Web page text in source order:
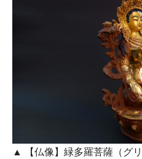
▲ 【仏像】緑多羅菩薩（グ